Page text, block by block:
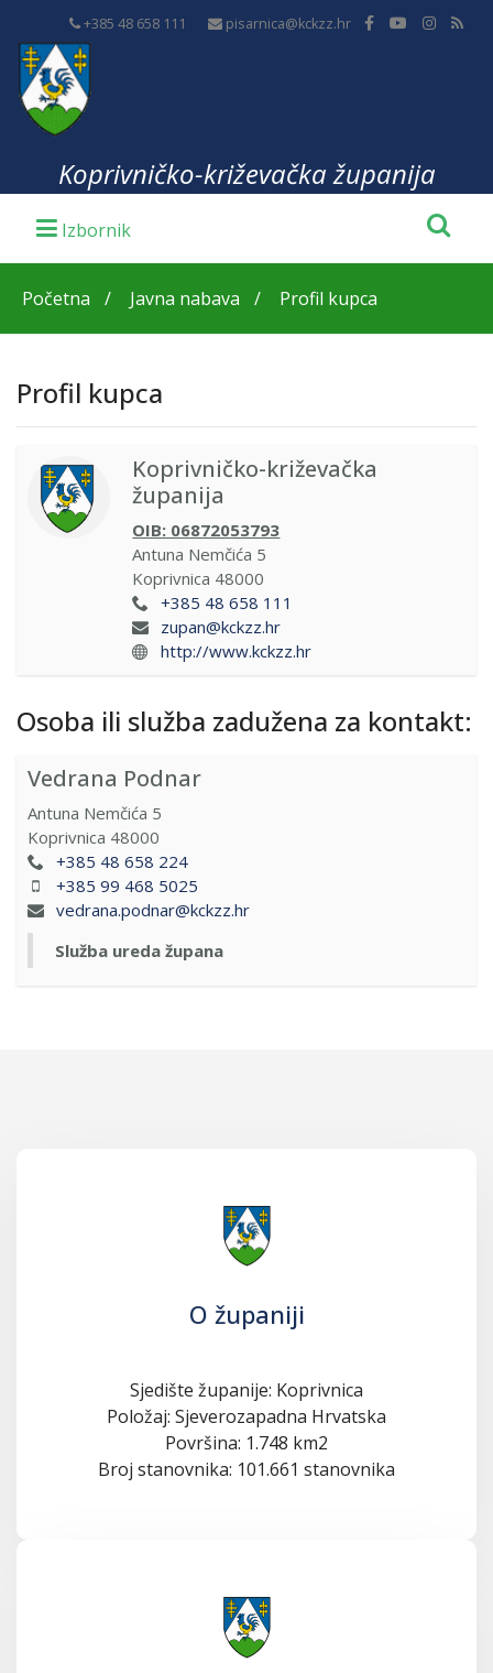
+385 48 658 111 pisarnica@kckzz.hr
Koprivničko-križevačka županija
Početna Javna nabava Profil kupca
Profil kupca
Koprivničko-križevačka
županija
OIB: 06872053793
Antuna Nemčića 5
Koprivnica 48000
+385 48 658 111
zupan@kckzz.hr
http://www.kckzz.hr
Osoba ili služba zadužena za kontakt:
Vedrana Podnar
Antuna Nemčića 5
Koprivnica 48000
+385 48 658 224
+385 99 468 5025
vedrana.podnar@kckzz.hr
Služba ureda župana
O županiji
Sjedište županije: Koprivnica
Položaj: Sjeverozapadna Hrvatska
Površina: 1.748 km2
Broj stanovnika: 101.661 stanovnika